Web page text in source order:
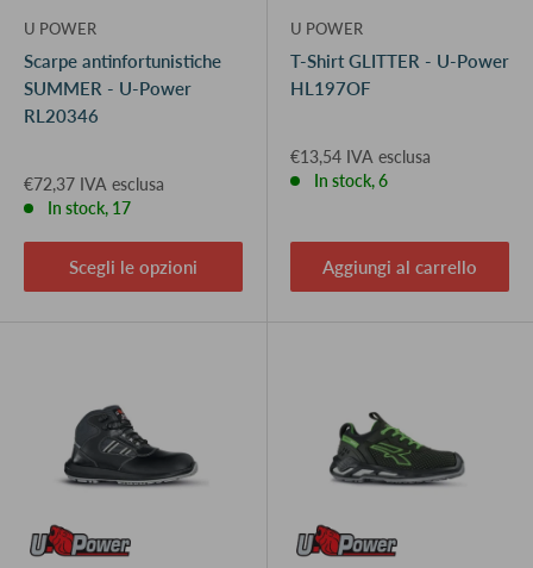
U POWER
Scarpe antinfortunistiche
SUMMER - U-Power
RL20346
€72,37 IVA esclusa
In stock, 17
Scegli le opzioni
U POWER
T-Shirt GLITTER - U-Power
HL197OF
€13,54 IVA esclusa
In stock, 6
Aggiungi al carrello